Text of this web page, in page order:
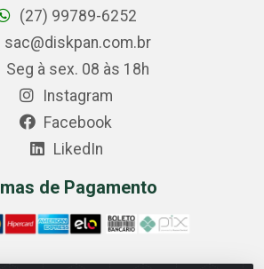
(27) 99789-6252
sac@diskpan.com.br
Seg à sex. 08 às 18h
Instagram
Facebook
LikedIn
de Pagamento